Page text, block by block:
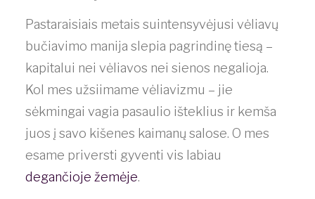
Pastaraisiais metais suintensyvėjusi vėliavų
bučiavimo manija slepia pagrindinę tiesą –
kapitalui nei vėliavos nei sienos negalioja.
Kol mes užsiimame vėliavizmu – jie
sėkmingai vagia pasaulio išteklius ir kemša
juos į savo kišenes kaimanų salose. O mes
esame priversti gyventi vis labiau
degančioje žemėje.